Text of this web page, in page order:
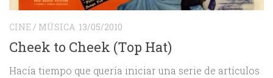
CINE / MÚSICA 13/05/2010
Cheek to Cheek (Top Hat)
Hacía tiempo que quería iniciar una serie de artículos